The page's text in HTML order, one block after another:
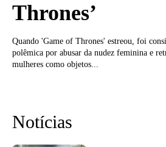
Thrones’
Quando 'Game of Thrones' estreou, foi
polêmica por abusar da nudez feminina e
mulheres como objetos...
Notícias